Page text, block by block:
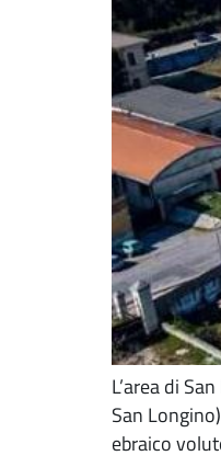
L’area di
San
ebraico